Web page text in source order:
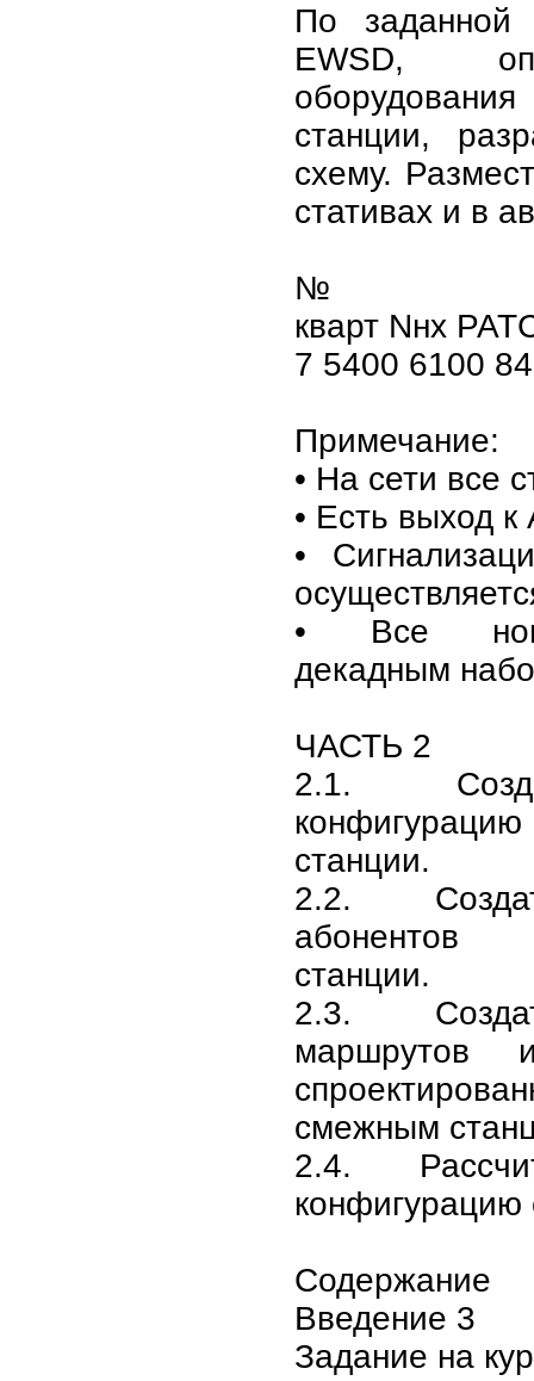
По заданной
EWSD,
станции,
схему.
стативах и в
№
кварт Nнх
7 5400 6100
Примечание:
• На сети все
• Есть выход
•
• Все
декадным
ЧАСТЬ 2
2.1.
станции.
2.2.
абонентов
станции.
2.3.
маршрутов
смежным
2.4.
Содержание
Введение 3
Задание на